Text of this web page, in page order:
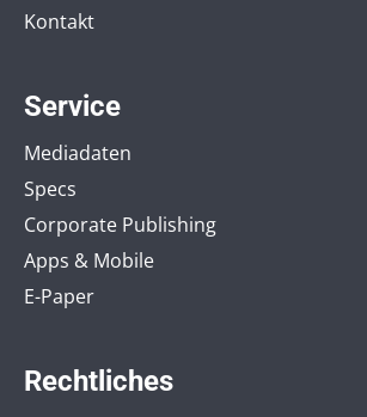
Kontakt
Service
Mediadaten
Specs
Corporate Publishing
Apps & Mobile
E-Paper
Rechtliches